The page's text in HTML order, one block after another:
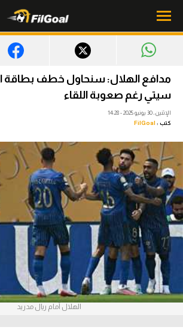
محتوى إخباري
الرئيسية
أخبار
مباريات
ميركاتو
فانتازي في الجول
مسابقة التوقعات
فيديوهات
عدسات
آراء حرة
مدافع الهلال: سنحاول خطف بطاقة
سيتي رغم صعوبة اللقاء
الإثنين، 30 يونيو 2025 - 14:28
كتب : FilGoal
الهلال أمام ريال مدريد